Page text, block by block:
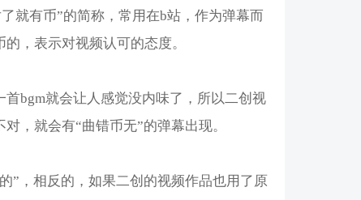
就有币”的简称，常用在b站，作为弹幕而
，表示对视频认可的态度。
bgm就会让人感觉没内味了，所以二创视
，就会有“曲错币无”的弹幕出现。
”，相反的，如果二创的视频作品也用了原